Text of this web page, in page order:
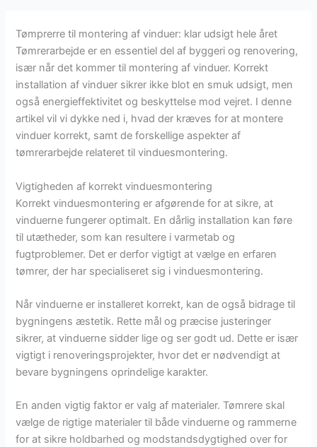
Tømprerre til montering af vinduer: klar udsigt hele året
Tømrerarbejde er en essentiel del af byggeri og renovering,
især når det kommer til montering af vinduer. Korrekt
installation af vinduer sikrer ikke blot en smuk udsigt, men
også energieffektivitet og beskyttelse mod vejret. I denne
artikel vil vi dykke ned i, hvad der kræves for at montere
vinduer korrekt, samt de forskellige aspekter af
tømrerarbejde relateret til vinduesmontering.
Vigtigheden af korrekt vinduesmontering
Korrekt vinduesmontering er afgørende for at sikre, at
vinduerne fungerer optimalt. En dårlig installation kan føre
til utætheder, som kan resultere i varmetab og
fugtproblemer. Det er derfor vigtigt at vælge en erfaren
tømrer, der har specialiseret sig i vinduesmontering.
Når vinduerne er installeret korrekt, kan de også bidrage til
bygningens æstetik. Rette mål og præcise justeringer
sikrer, at vinduerne sidder lige og ser godt ud. Dette er især
vigtigt i renoveringsprojekter, hvor det er nødvendigt at
bevare bygningens oprindelige karakter.
En anden vigtig faktor er valg af materialer. Tømrere skal
vælge de rigtige materialer til både vinduerne og rammerne
for at sikre holdbarhed og modstandsdygtighed over for